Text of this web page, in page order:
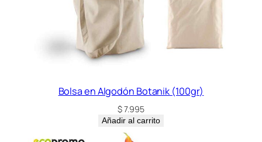
Bolsa en Algodón Botanik (100gr)
$7.995
Añadir al carrito